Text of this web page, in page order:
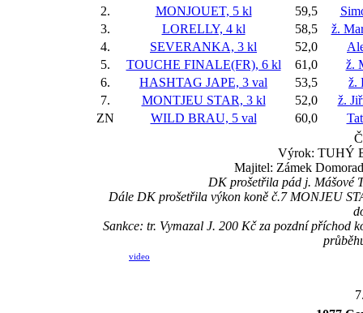
2. MONJOUET, 5 kl 59,5
3.
LORELLY, 4 kl 58,5
ž.
4.
SEVERANKA, 3 kl 52,0
5.
TOUCHE FINALE(FR), 6 kl 61,0
ž.
6.
HASHTAG JAPE, 3 val 53,5
ž.
7.
MONTJEU STAR, 3 kl 52,0
ž.
ZN
WILD BRAU, 5 val 60,0
Výrok: TUHÝ
Majitel: Zámek
DK prošetřila pád j. Mášové
Dále DK prošetřila výkon koně č.7 MONJEU
Sankce: tr. Vymazal J. 200 Kč za pozdní příchod
video